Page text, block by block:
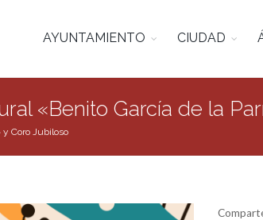
AYUNTAMIENTO CIUDAD
«Benito García de la
y Coro Jubiloso